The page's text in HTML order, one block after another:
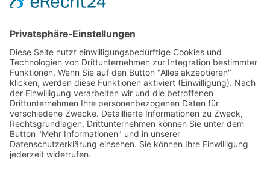
 Rufnummer
07852 4889962
 Email
info@suran-elektronik.de